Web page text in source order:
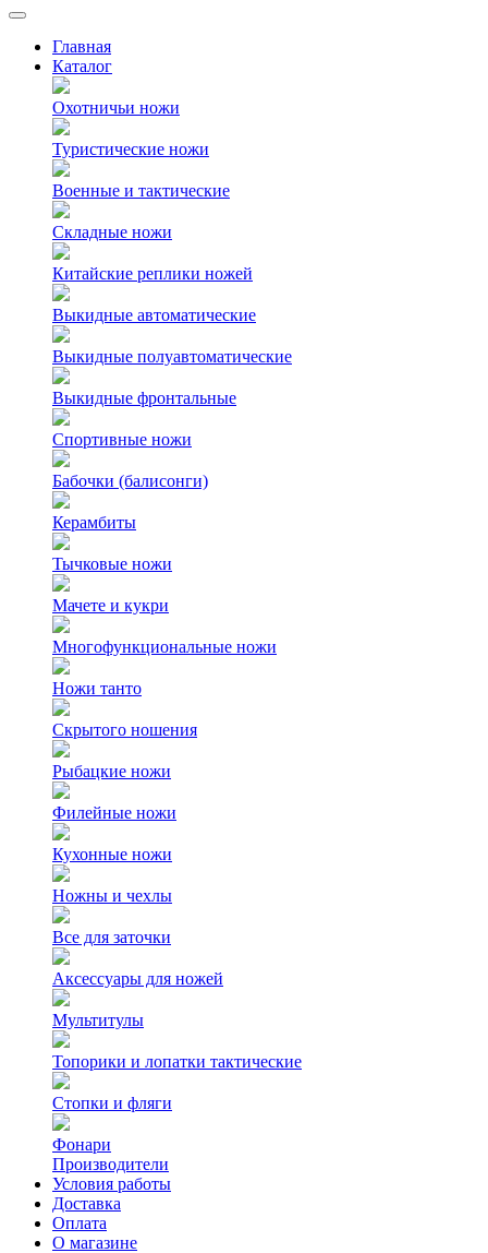
Главная
Каталог
Охотничьи ножи
Туристические ножи
Военные и тактические
Складные ножи
Китайские реплики ножей
Выкидные автоматические
Выкидные полуавтоматические
Выкидные фронтальные
Спортивные ножи
Бабочки (балисонги)
Керамбиты
Тычковые ножи
Мачете и кукри
Многофункциональные ножи
Ножи танто
Скрытого ношения
Рыбацкие ножи
Филейные ножи
Кухонные ножи
Ножны и чехлы
Все для заточки
Аксессуары для ножей
Мультитулы
Топорики и лопатки тактические
Стопки и фляги
Фонари
Производители
Условия работы
Доставка
Оплата
О магазине